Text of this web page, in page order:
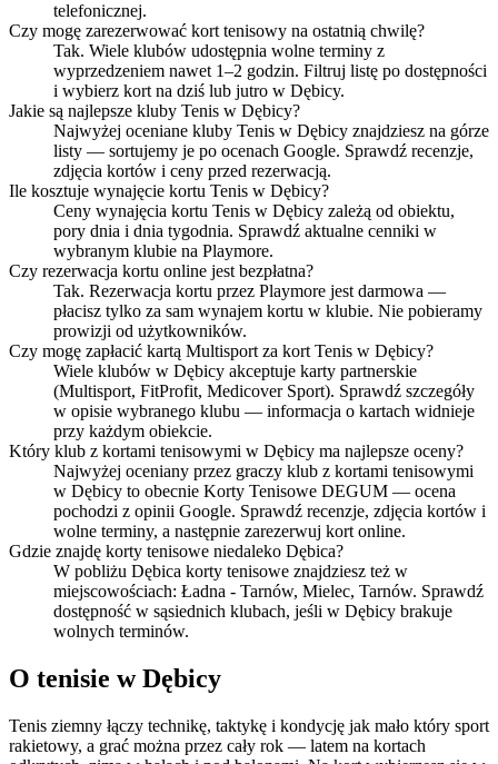
telefonicznej.
Czy mogę zarezerwować kort tenisowy na ostatnią chwilę?
Tak. Wiele klubów udostępnia wolne terminy z
wyprzedzeniem nawet 1–2 godzin. Filtruj listę po dostępności
i wybierz kort na dziś lub jutro w Dębicy.
Jakie są najlepsze kluby Tenis w Dębicy?
Najwyżej oceniane kluby Tenis w Dębicy znajdziesz na górze
listy — sortujemy je po ocenach Google. Sprawdź recenzje,
zdjęcia kortów i ceny przed rezerwacją.
Ile kosztuje wynajęcie kortu Tenis w Dębicy?
Ceny wynajęcia kortu Tenis w Dębicy zależą od obiektu,
pory dnia i dnia tygodnia. Sprawdź aktualne cenniki w
wybranym klubie na Playmore.
Czy rezerwacja kortu online jest bezpłatna?
Tak. Rezerwacja kortu przez Playmore jest darmowa —
płacisz tylko za sam wynajem kortu w klubie. Nie pobieramy
prowizji od użytkowników.
Czy mogę zapłacić kartą Multisport za kort Tenis w Dębicy?
Wiele klubów w Dębicy akceptuje karty partnerskie
(Multisport, FitProfit, Medicover Sport). Sprawdź szczegóły
w opisie wybranego klubu — informacja o kartach widnieje
przy każdym obiekcie.
Który klub z kortami tenisowymi w Dębicy ma najlepsze oceny?
Najwyżej oceniany przez graczy klub z kortami tenisowymi
w Dębicy to obecnie Korty Tenisowe DEGUM — ocena
pochodzi z opinii Google. Sprawdź recenzje, zdjęcia kortów i
wolne terminy, a następnie zarezerwuj kort online.
Gdzie znajdę korty tenisowe niedaleko Dębica?
W pobliżu Dębica korty tenisowe znajdziesz też w
miejscowościach: Ładna - Tarnów, Mielec, Tarnów. Sprawdź
dostępność w sąsiednich klubach, jeśli w Dębicy brakuje
wolnych terminów.
O tenisie w Dębicy
Tenis ziemny łączy technikę, taktykę i kondycję jak mało który sport
rakietowy, a grać można przez cały rok — latem na kortach